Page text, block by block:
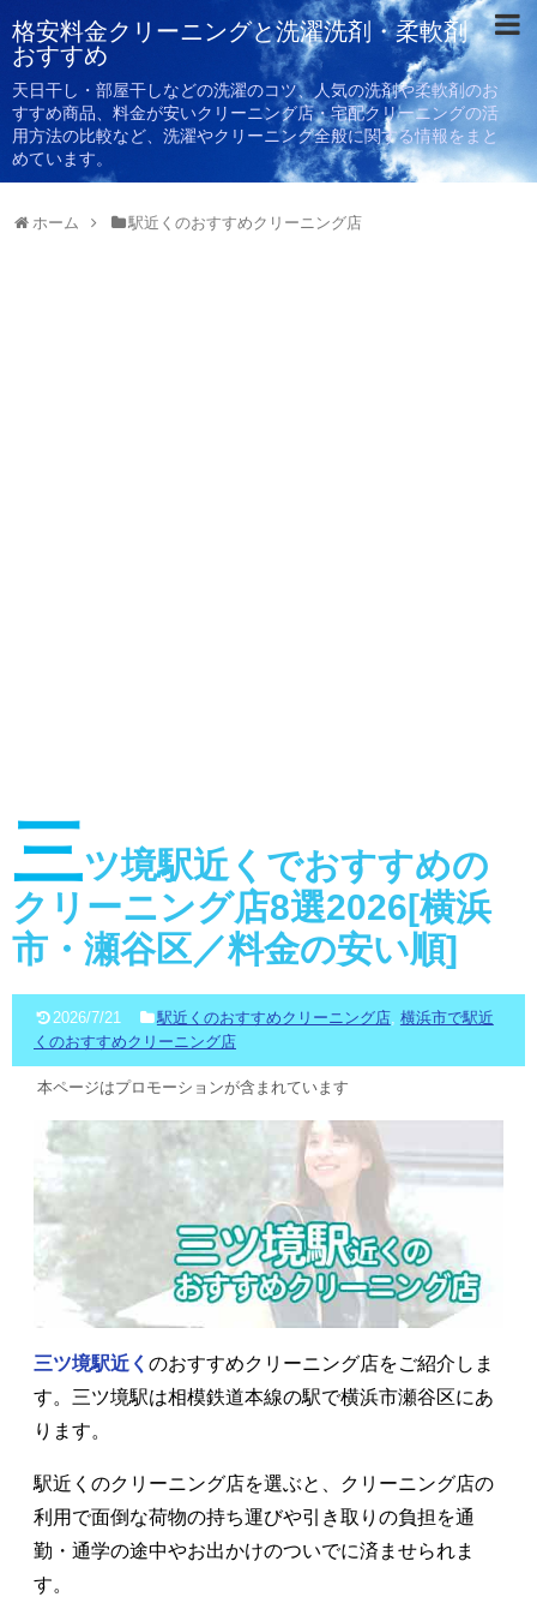
格安料金クリーニングと洗濯洗剤・柔軟剤
おすすめ
天日干し・部屋干しなどの洗濯のコツ、人気の洗剤や柔軟剤のお
すすめ商品、料金が安いクリーニング店・宅配クリーニングの活
用方法の比較など、洗濯やクリーニング全般に関する情報をまと
めています。
ホーム 駅近くのおすすめクリーニング店
三ツ境駅近くでおすすめの
クリーニング店8選2026[横浜
市・瀬谷区／料金の安い順]
2026/7/21 駅近くのおすすめクリーニング店, 横浜市で駅近
くのおすすめクリーニング店
本ページはプロモーションが含まれています
三ツ境駅近く のおすすめクリーニング店をご紹介しま
す。三ツ境駅は相模鉄道本線の駅で横浜市瀬谷区にあ
ります。
駅近くのクリーニング店を選ぶと、クリーニング店の
利用で面倒な荷物の持ち運びや引き取りの負担を通
勤・通学の途中やお出かけのついでに済ませられま
す。